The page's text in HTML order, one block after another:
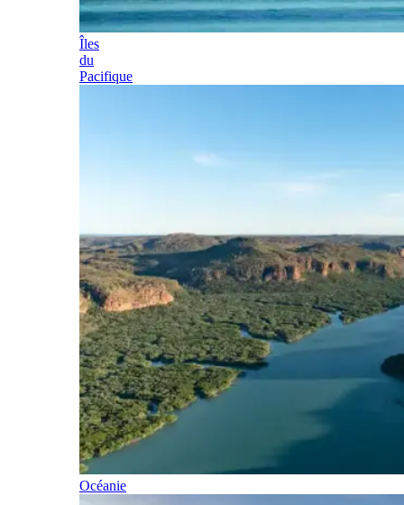
Îles
du
Pacifique
Océanie